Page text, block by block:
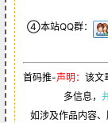
④本站QQ群：
首码推-声明： 该文
多信息，
如涉及作品内容、